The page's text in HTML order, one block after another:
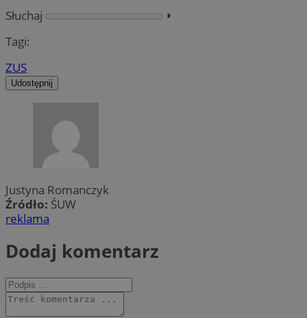
Słuchaj
⏵︎
Tagi:
ZUS
Udostępnij
Justyna Romanczyk
Źródło: ŚUW
reklama
Dodaj komentarz